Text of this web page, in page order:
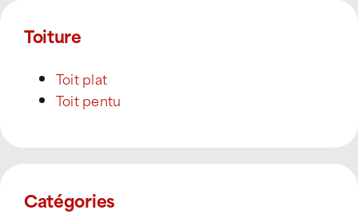
Toiture
Toit plat
Toit pentu
Catégories